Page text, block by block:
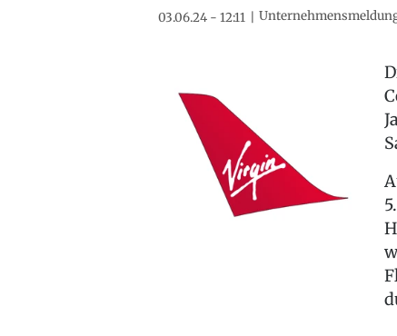
03.06.24 - 12:11